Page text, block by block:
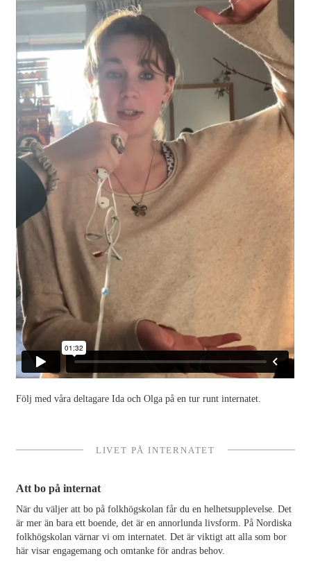
Följ med våra deltagare Ida och Olga på en tur runt internatet.
LIVET PÅ INTERNATET
Att bo på internat
När du väljer att bo på folkhögskolan får du en helhetsupplevelse. Det
är mer än bara ett boende, det är en annorlunda livsform. På Nordiska
folkhögskolan värnar vi om internatet. Det är viktigt att alla som bor
här visar engagemang och omtanke för andras behov.